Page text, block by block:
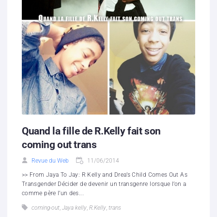
Quand la fille de R.Kelly fait son
coming out trans
Revue du Web 11/06/2014
>> From Jaya To Jay: R Kelly and Drea’s Child Comes Out As
Transgender Décider de devenir un transgenre lorsque l’on a
comme père l’un des...
coming-out Jaya kelly R.Kelly trans